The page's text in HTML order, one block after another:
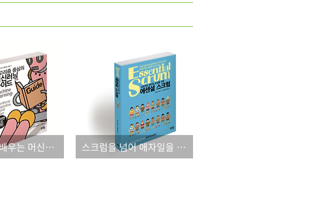
파이썬으로 배우는 머신러닝 알고리즘 책! 스크럼을 넘어 애자일을 향해!